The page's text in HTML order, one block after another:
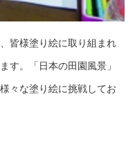
皆様塗り絵に取り組まれ
す。「日本の田園風景」
々な塗り絵に挑戦してお